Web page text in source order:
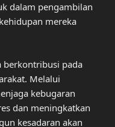
dalam pengambilan
mereka
berkontribusi pada
Melalui
kebugaran
dan meningkatkan
kesadaran akan